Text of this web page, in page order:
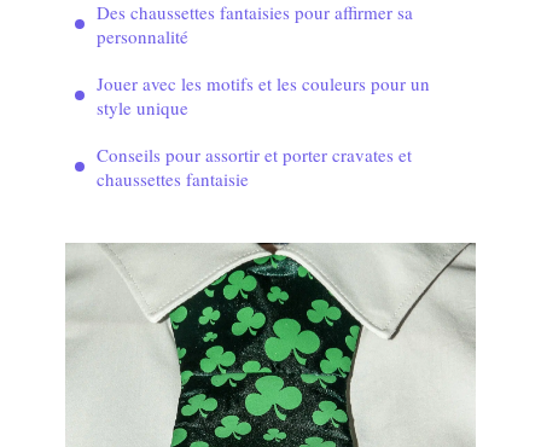
Des chaussettes fantaisies pour affirmer sa
personnalité
Jouer avec les motifs et les couleurs pour un
style unique
Conseils pour assortir et porter cravates et
chaussettes fantaisie